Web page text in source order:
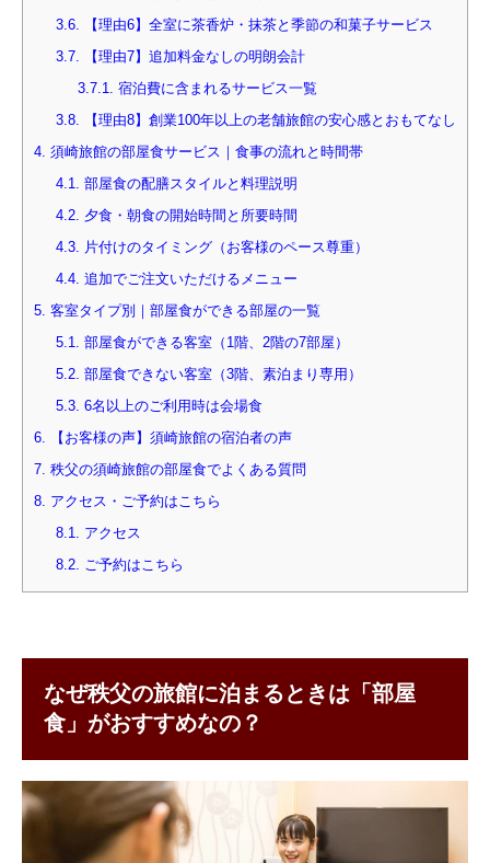
3.6.
【理由6】全室に茶香炉・抹茶と季節の和菓子サービス
3.7.
【理由7】追加料金なしの明朗会計
3.7.1.
宿泊費に含まれるサービス一覧
3.8.
【理由8】創業100年以上の老舗旅館の安心感とおもてなし
4. 須崎旅館の部屋食サービス｜食事の流れと時間帯
4.1.
部屋食の配膳スタイルと料理説明
4.2. 夕食・朝食の開始時間と所要時間
4.3.
片付けのタイミング（お客様のペース尊重）
4.4. 追加でご注文いただけるメニュー
5. 客室タイプ別｜部屋食ができる部屋の一覧
5.1.
部屋食ができる客室（1階、2階の7部屋）
5.2. 部屋食できない客室（3階、素泊まり専用）
5.3. 6名以上のご利用時は会場食
6.
【お客様の声】須崎旅館の宿泊者の声
7. 秩父の須崎旅館の部屋食でよくある質問
8. アクセス・ご予約はこちら
8.1.
アクセス
8.2.
ご予約はこちら
なぜ秩父の旅館に泊まるときは「部屋
食」がおすすめなの？